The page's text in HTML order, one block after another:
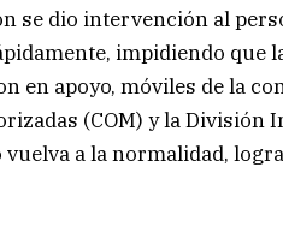
se dio intervención al
impidiendo que
en apoyo, móviles de la
(COM) y la División
vuelva a la normalidad,